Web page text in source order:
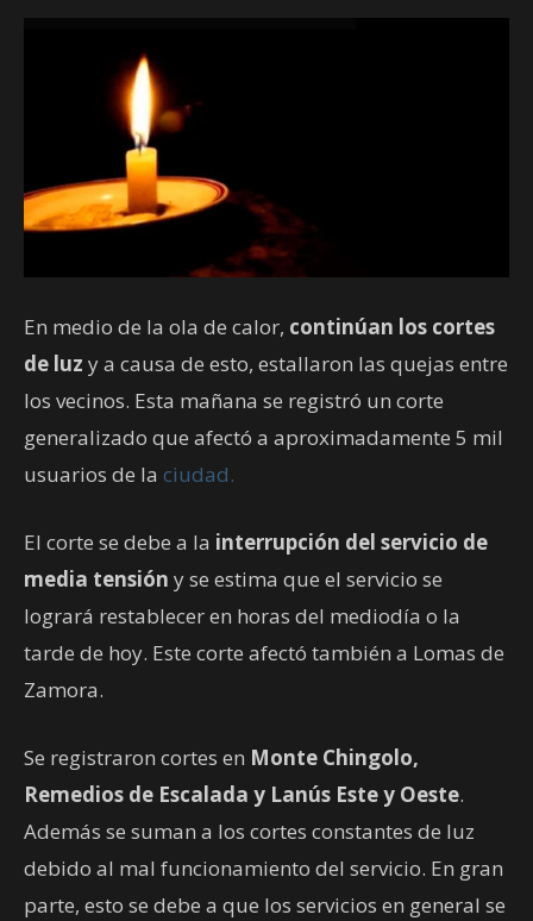
En medio de la ola de calor, continúan los cortes
de luz y a causa de esto, estallaron las quejas entre
los vecinos. Esta mañana se registró un corte
generalizado que afectó a aproximadamente 5 mil
usuarios de la ciudad.
El corte se debe a la interrupción del servicio de
media tensión y se estima que el servicio se
logrará restablecer en horas del mediodía o la
tarde de hoy. Este corte afectó también a Lomas de
Zamora.
Se registraron cortes en Monte Chingolo,
Remedios de Escalada y Lanús Este y Oeste.
Además se suman a los cortes constantes de luz
debido al mal funcionamiento del servicio. En gran
parte, esto se debe a que los servicios en general se